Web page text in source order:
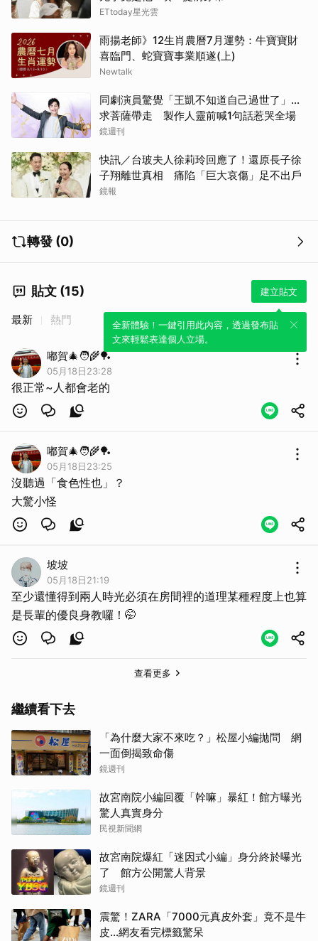
ETtoday星光雲
雨揚老師》12生肖農曆7月運勢：牛寶寶財
喜臨門、蛇寶寶事業順遂(上)
Newtalk
同劇演員驚覺「王凱不知道自己過世了」...
求菩薩帶走 製作人靈前喊1句話惹哭全場
鏡週刊
快訊／台玻夫人徐莉玲回應了！還原長子徐
子翔離世真相 痛陷「巨大哀傷」足不出戶
鏡報
轉發 (0)
貼文 (15) 建立貼文
全新體驗！一鍵引用此內容，透過發布貼
文來輕鬆表達個人立場。
最新 熱門
嘟賀🎄🧑‍🌾🏓
05月18日23:28
很正常~人都會老的
嘟賀🎄🧑‍🌾🏓
05月18日23:25
沒聽過「食色性也」？
大驚小怪
坡坡
05月18日21:19
至少還懂得到兩人時光必須在房間裡的道理某種程度上也算
是長輩的優良身教囉！🤭
查看更多
繼續看下去
「為什麼大家不來吃？」松屋小編拋問 網
一面倒揭致命傷
鏡週刊
故宮南院小編回覆「幹嘛」暴紅！館方曝光
驚人真實身分
民視新聞網
故宮南院爆紅「迷因式小編」身分終於曝光
了 館方公開驚人背景
鏡週刊
震驚！ZARA「7000元真皮外套」竟不是牛
皮...網友看完標籤驚呆
取消